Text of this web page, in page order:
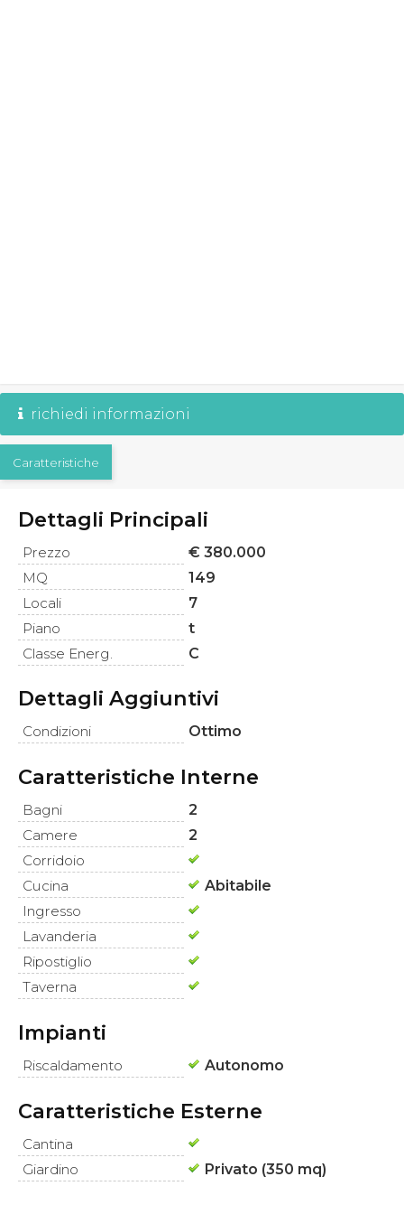
richiedi informazioni
Caratteristiche
Dettagli Principali
Prezzo
€ 380.000
MQ
149
Locali
7
Piano
t
Classe Energ.
C
Dettagli Aggiuntivi
Condizioni Ottimo
Caratteristiche Interne
Bagni
2
Camere
2
Corridoio
Cucina
Abitabile
Ingresso
Lavanderia
Ripostiglio
Taverna
Impianti
Riscaldamento Autonomo
Caratteristiche Esterne
Cantina
Giardino
Privato (350 mq)